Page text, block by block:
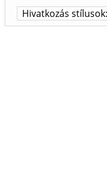
Hivatkozás stílusok: